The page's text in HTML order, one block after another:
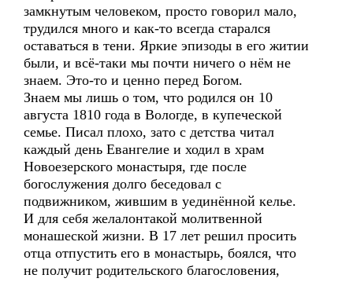
замкнутым человеком, просто говорил мало,
трудился много и как-то всегда старался
оставаться в тени. Яркие эпизоды в его житии
были, и всё-таки мы почти ничего о нём не
знаем. Это-то и ценно перед Богом.
Знаем мы лишь о том, что родился он 10
августа 1810 года в Вологде, в купеческой
семье. Писал плохо, зато с детства читал
каждый день Евангелие и ходил в храм
Новоезерского монастыря, где после
богослужения долго беседовал с
подвижником, жившим в уединённой келье.
И для себя желалонтакой молитвенной
монашеской жизни. В 17 лет решил просить
отца отпустить его в монастырь, боялся, что
не получит родительского благословения,